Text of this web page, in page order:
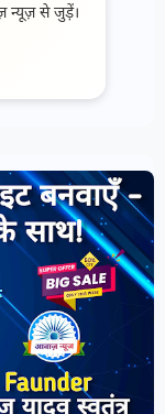
न्यूज़ से जुड़ें।